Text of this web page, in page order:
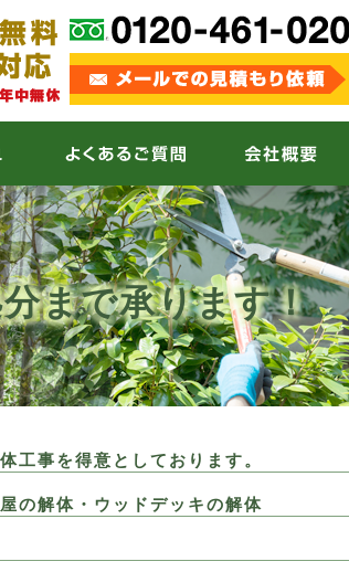
分まで承ります！
工事を得意としております。
の解体・ウッドデッキの解体